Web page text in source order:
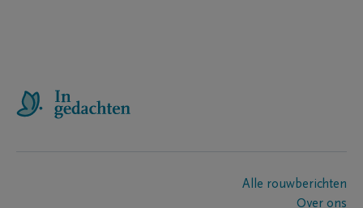
Alle rouwberichten
Over ons